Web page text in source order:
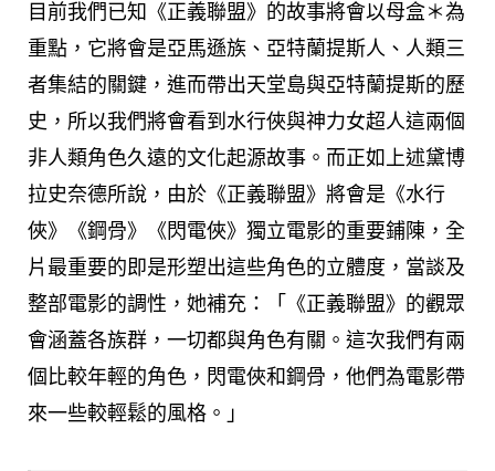
目前我們已知《正義聯盟》的故事將會以母盒＊為
重點，它將會是亞馬遜族、亞特蘭提斯人、人類三
者集結的關鍵，進而帶出天堂島與亞特蘭提斯的歷
史，所以我們將會看到水行俠與神力女超人這兩個
非人類角色久遠的文化起源故事。而正如上述黛博
拉史奈德所說，由於《正義聯盟》將會是《水行
俠》《鋼骨》《閃電俠》獨立電影的重要鋪陳，全
片最重要的即是形塑出這些角色的立體度，當談及
整部電影的調性，她補充：「《正義聯盟》的觀眾
會涵蓋各族群，一切都與角色有關。這次我們有兩
個比較年輕的角色，閃電俠和鋼骨，他們為電影帶
來一些較輕鬆的風格。」